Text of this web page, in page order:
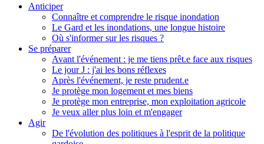
Anticiper
Connaître et comprendre le risque inondation
Le Gard et les inondations, une longue histoire
Où s'informer sur les risques ?
Se préparer
Avant l'événement : je me tiens prêt.e face aux risques
Le jour J : j'ai les bons réflexes
Après l'événement, je reste prudent.e
Je protège mon logement et mes biens
Je protège mon entreprise, mon exploitation agricole
Je veux aller plus loin et m'engager
Agir
De l'évolution des politiques à l'esprit de la politique